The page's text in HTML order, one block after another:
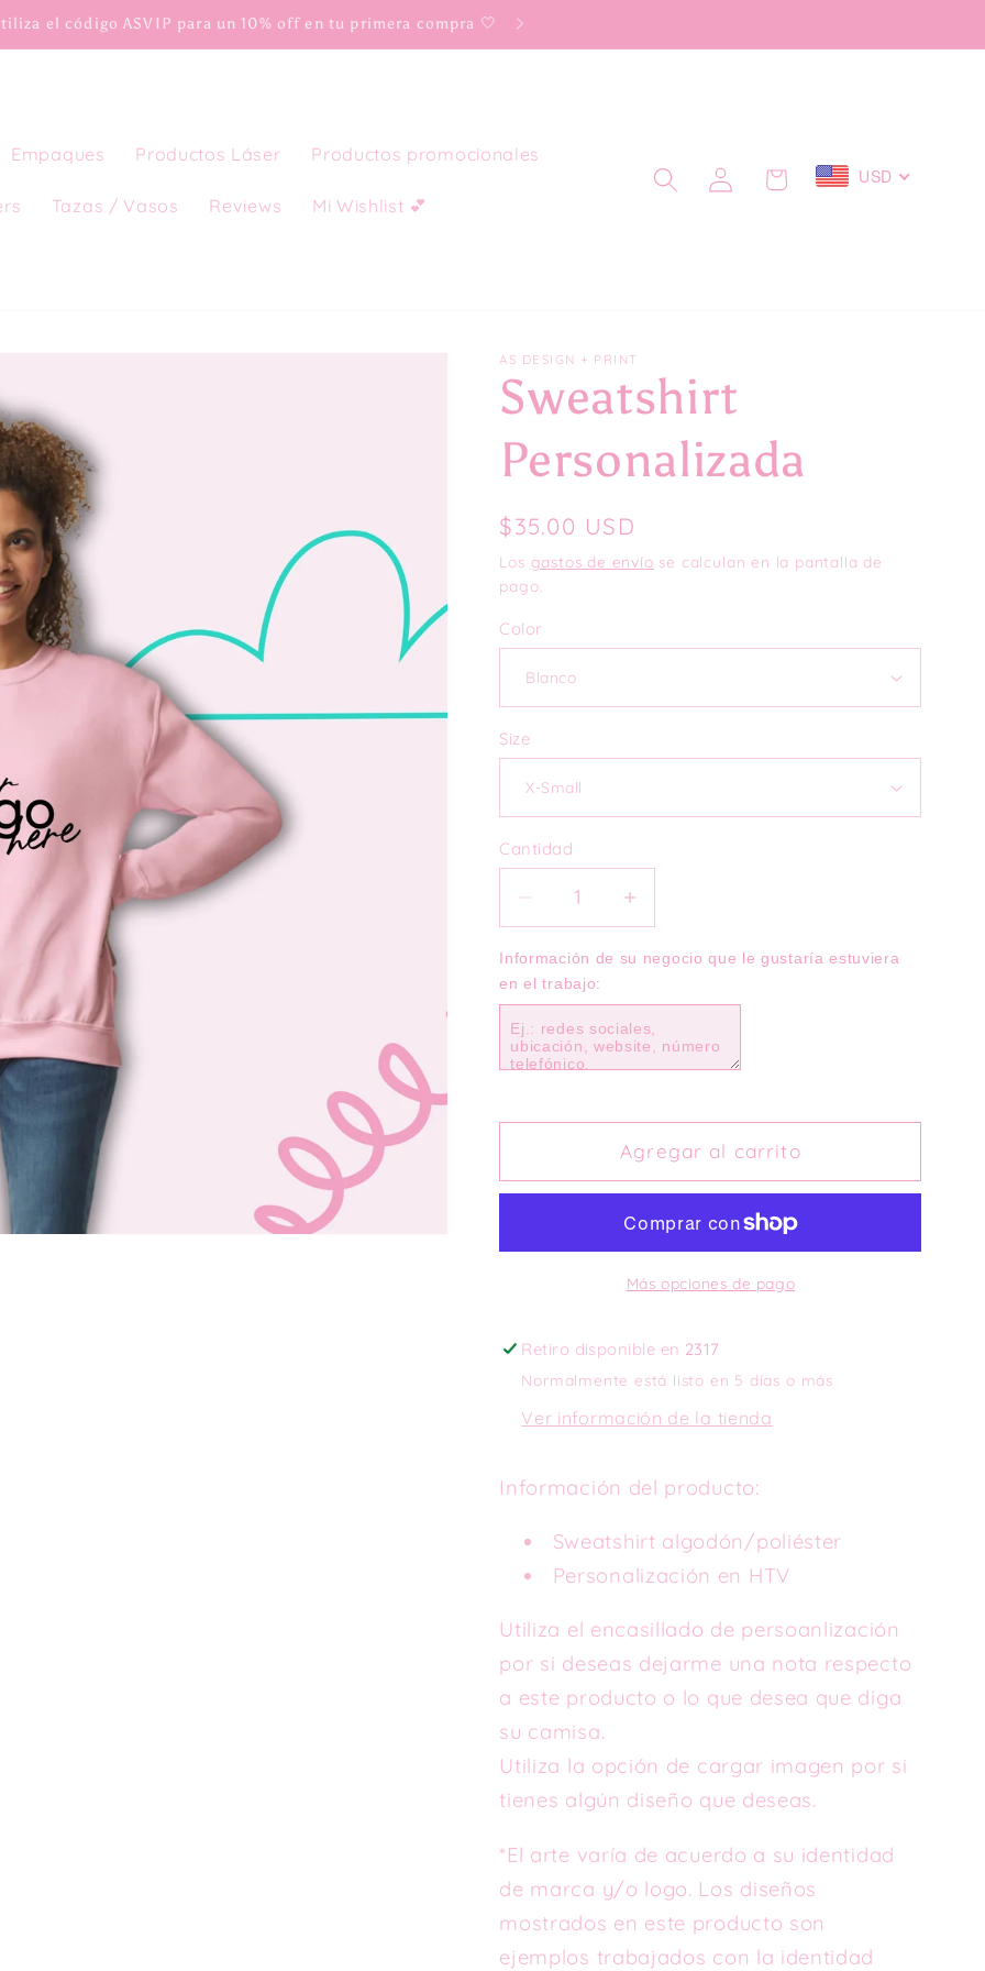
el código ASVIP para un 10% off en tu primera compra 🤍
Empaques Productos Láser Productos promocionales
Tazas / Vasos Reviews Mi Wishlist 💕
Iniciar
sesión
Carrito USD
AS DESIGN + PRINT
Sweatshirt
Personalizada
Precio
habitual
$35.00 USD
Los gastos de envío se calculan en la pantalla de
pago.
Color
Size
Cantidad
Reducir
cantidad
para
Sweatshirt
Personalizada
Aumentar
cantidad
para
Personalizada
Información de su negocio que le gustaría estuviera
en el trabajo:
Agregar al carrito
Más opciones de pago
Retiro disponible en 2317
Normalmente está listo en 5 días o más
Ver información de la tienda
Información del producto:
Sweatshirt algodón/poliéster
Personalización en HTV
Utiliza el encasillado de persoanlización
por si deseas dejarme una nota respecto
a este producto o lo que desea que diga
su camisa.
Utiliza la opción de cargar imagen por si
tienes algún diseño que deseas.
*El arte varía de acuerdo a su identidad
de marca y/o logo. Los diseños
mostrados en este producto son
ejemplos trabajados con la identidad